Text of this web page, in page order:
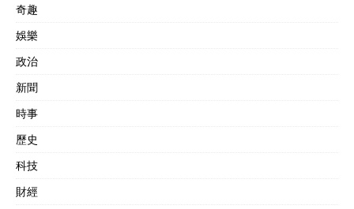
奇趣
娛樂
政治
新聞
時事
歷史
科技
財經